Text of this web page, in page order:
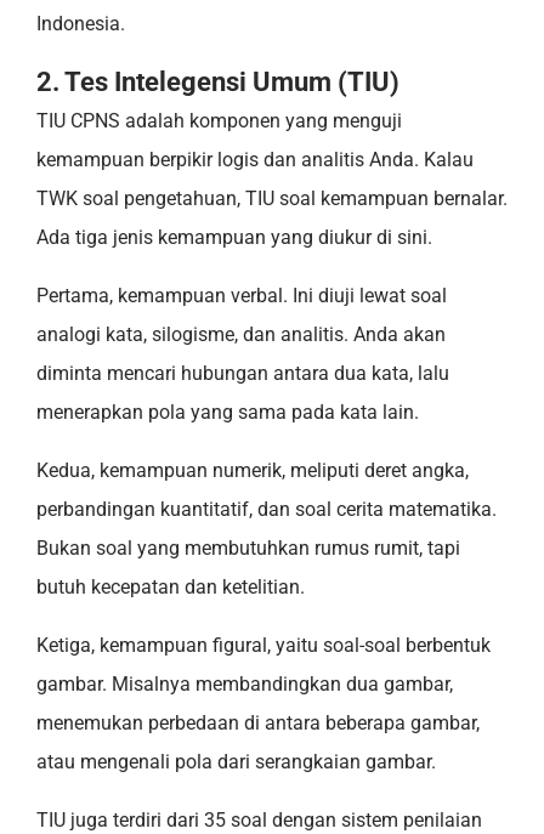
Indonesia.
2. Tes Intelegensi Umum (TIU)
TIU CPNS adalah komponen yang menguji
kemampuan berpikir logis dan analitis Anda. Kalau
TWK soal pengetahuan, TIU soal kemampuan bernalar.
Ada tiga jenis kemampuan yang diukur di sini.
Pertama, kemampuan verbal. Ini diuji lewat soal
analogi kata, silogisme, dan analitis. Anda akan
diminta mencari hubungan antara dua kata, lalu
menerapkan pola yang sama pada kata lain.
Kedua, kemampuan numerik, meliputi deret angka,
perbandingan kuantitatif, dan soal cerita matematika.
Bukan soal yang membutuhkan rumus rumit, tapi
butuh kecepatan dan ketelitian.
Ketiga, kemampuan figural, yaitu soal-soal berbentuk
gambar. Misalnya membandingkan dua gambar,
menemukan perbedaan di antara beberapa gambar,
atau mengenali pola dari serangkaian gambar.
TIU juga terdiri dari 35 soal dengan sistem penilaian